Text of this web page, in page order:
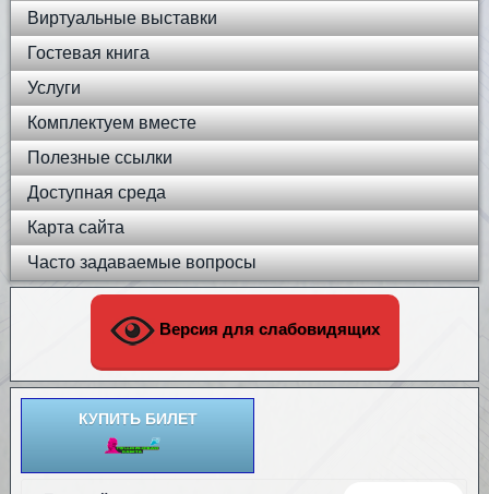
Виртуальные выставки
Гостевая книга
Услуги
Комплектуем вместе
Полезные ссылки
Доступная среда
Карта сайта
Часто задаваемые вопросы
Версия для слабовидящих
КУПИТЬ БИЛЕТ